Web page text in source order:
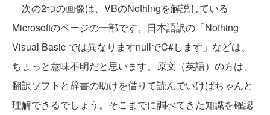
次の2つの画像は、VBのNothingを解説している
Microsoftのページの一部です。日本語訳の「Nothing
Visual Basic では異なりますnullでC#します」などは、
ちょっと意味不明だと思います。原文（英語）の方は、
翻訳ソフトと辞書の助けを借りて読んでいけばちゃんと
理解できるでしょう。そこまでに調べてきた知識を確認